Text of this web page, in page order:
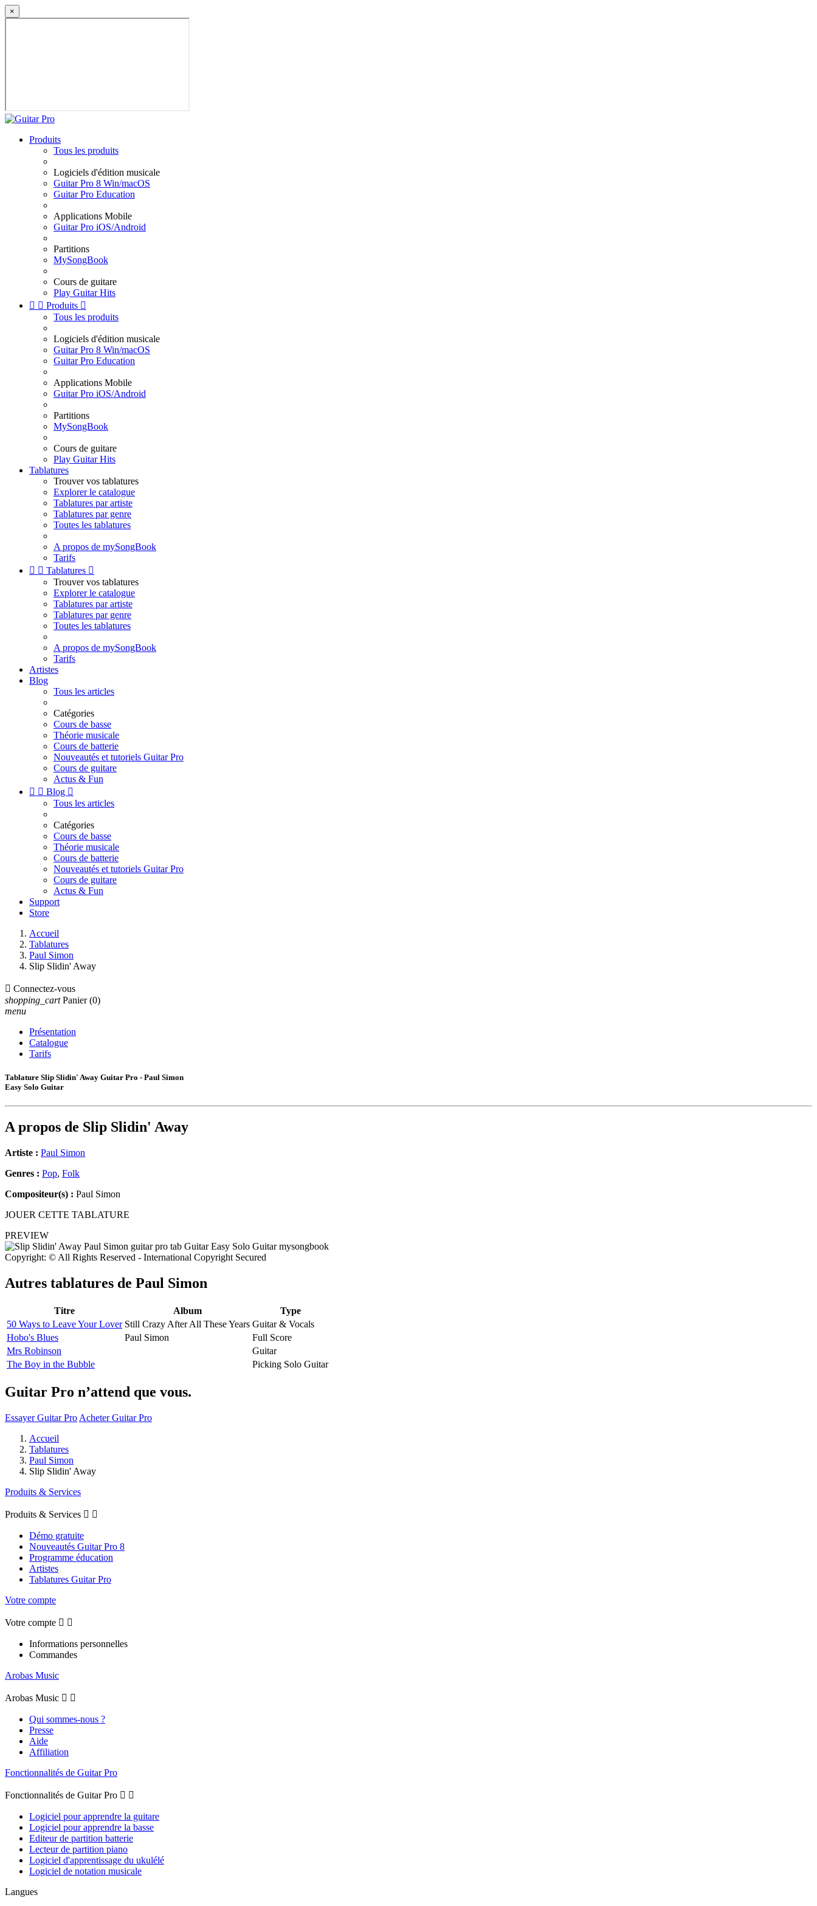
×
Produits
Tous les produits
Logiciels d'édition musicale
Guitar Pro 8 Win/macOS
Guitar Pro Education
Applications Mobile
Guitar Pro iOS/Android
Partitions
MySongBook
Cours de guitare
Play Guitar Hits
  Produits 
Tous les produits
Logiciels d'édition musicale
Guitar Pro 8 Win/macOS
Guitar Pro Education
Applications Mobile
Guitar Pro iOS/Android
Partitions
MySongBook
Cours de guitare
Play Guitar Hits
Tablatures
Trouver vos tablatures
Explorer le catalogue
Tablatures par artiste
Tablatures par genre
Toutes les tablatures
A propos de mySongBook
Tarifs
  Tablatures 
Trouver vos tablatures
Explorer le catalogue
Tablatures par artiste
Tablatures par genre
Toutes les tablatures
A propos de mySongBook
Tarifs
Artistes
Blog
Tous les articles
Catégories
Cours de basse
Théorie musicale
Cours de batterie
Nouveautés et tutoriels Guitar Pro
Cours de guitare
Actus & Fun
  Blog 
Tous les articles
Catégories
Cours de basse
Théorie musicale
Cours de batterie
Nouveautés et tutoriels Guitar Pro
Cours de guitare
Actus & Fun
Support
Store
Accueil
Tablatures
Paul Simon
Slip Slidin' Away
 Connectez-vous
shopping_cart Panier (0)
menu
Présentation
Catalogue
Tarifs
Tablature Slip Slidin' Away Guitar Pro - Paul Simon
Easy Solo Guitar
A propos de Slip Slidin' Away
Artiste : Paul Simon
Genres : Pop, Folk
Compositeur(s) : Paul Simon
JOUER CETTE TABLATURE
PREVIEW
Copyright: © All Rights Reserved - International Copyright Secured
Autres tablatures de Paul Simon
Titre Album
Type
50 Ways to Leave Your Lover Still Crazy After All These Years Guitar & Vocals
Hobo's Blues
Paul Simon
Full Score
Mrs Robinson
Guitar
The Boy in the Bubble
Picking Solo Guitar
Guitar Pro n’attend que vous.
Essayer Guitar Pro Acheter Guitar Pro
Accueil
Tablatures
Paul Simon
Slip Slidin' Away
Produits & Services
Produits & Services  
Démo gratuite
Nouveautés Guitar Pro 8
Programme éducation
Artistes
Tablatures Guitar Pro
Votre compte
Votre compte  
Informations personnelles
Commandes
Arobas Music
Arobas Music  
Qui sommes-nous ?
Presse
Aide
Affiliation
Fonctionnalités de Guitar Pro
Fonctionnalités de Guitar Pro  
Logiciel pour apprendre la guitare
Logiciel pour apprendre la basse
Editeur de partition batterie
Lecteur de partition piano
Logiciel d'apprentissage du ukulélé
Logiciel de notation musicale
Langues